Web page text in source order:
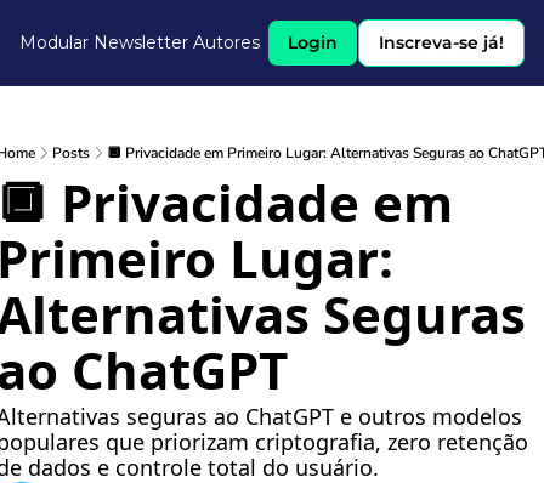
Modular Newsletter Autores Login Inscreva-se já!
Posts 🔲 Privacidade em Primeiro Lugar: Alternativas Seguras ao
Privacidade em
Lugar:
Seguras
ChatGPT
seguras ao ChatGPT e outros modelos
que priorizam criptografia, zero retenção
dados e controle total do usuário.